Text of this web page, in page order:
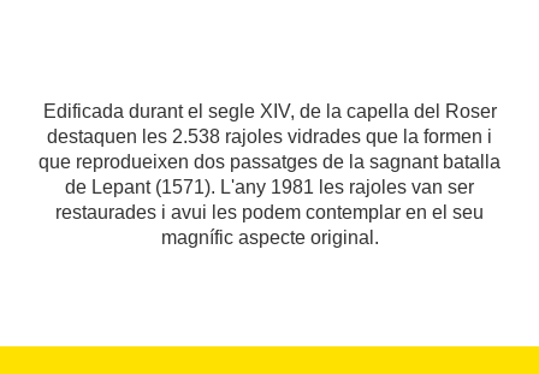
Edificada durant el segle XIV, de la capella del Roser
destaquen les 2.538 rajoles vidrades que la formen i
que reprodueixen dos passatges de la sagnant batalla
de Lepant (1571). L'any 1981 les rajoles van ser
restaurades i avui les podem contemplar en el seu
magnífic aspecte original.